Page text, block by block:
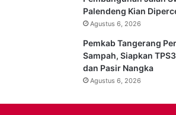
Palendeng Kian
Agustus 6, 2026
Pemkab Tangerang
Sampah, Siapkan
dan Pasir Nangka
Agustus 6, 2026